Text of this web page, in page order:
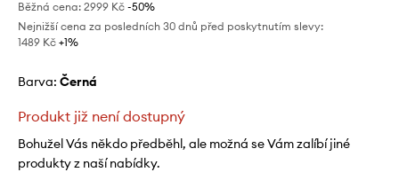
Běžná cena: 2999 Kč -50%
Nejnižší cena za posledních 30 dnů před poskytnutím slevy:
1489 Kč +1%
Barva: černá
Produkt již není dostupný
Bohužel Vás někdo předběhl, ale možná se Vám zalíbí jiné
produkty z naší nabídky.